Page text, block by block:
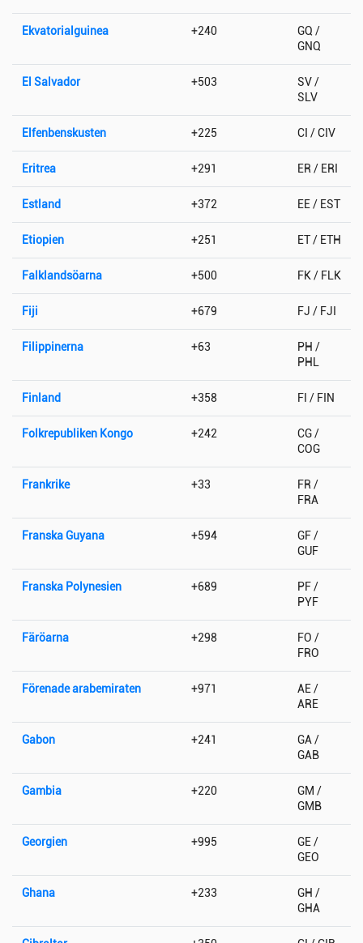
Ekvatorialguinea +240
GQ /
GNQ
El Salvador +503
SV /
SLV
Elfenbenskusten +225 CI / CIV
Eritrea +291 ER / ERI
Estland +372 EE / EST
Etiopien +251 ET / ETH
Falklandsöarna +500 FK / FLK
Fiji +679 FJ / FJI
Filippinerna +63
PH /
PHL
Finland +358 FI / FIN
Folkrepubliken Kongo +242
CG /
COG
Frankrike +33
FR /
FRA
Franska Guyana +594
GF /
GUF
Franska Polynesien +689
PF /
PYF
Färöarna +298
FO /
FRO
Förenade arabemiraten +971
AE /
ARE
Gabon +241
GA /
GAB
Gambia +220
GM /
GMB
Georgien +995
GE /
GEO
Ghana +233
GH /
GHA